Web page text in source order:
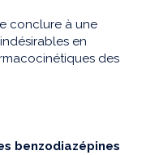
conclure à une
en
des
benzodiazépines